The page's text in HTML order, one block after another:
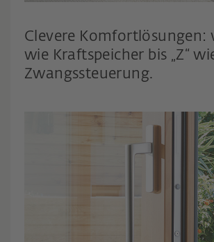
Clevere Komfortlösungen:
wie Kraftspeicher bis „Z“
Zwangssteuerung.